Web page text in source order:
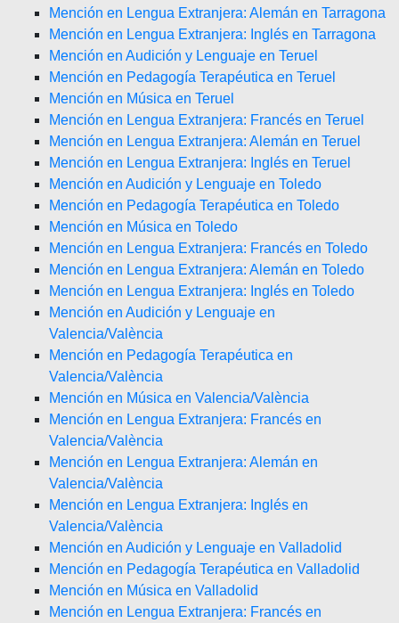
Mención en Lengua Extranjera: Alemán en Tarragona
Mención en Lengua Extranjera: Inglés en Tarragona
Mención en Audición y Lenguaje en Teruel
Mención en Pedagogía Terapéutica en Teruel
Mención en Música en Teruel
Mención en Lengua Extranjera: Francés en Teruel
Mención en Lengua Extranjera: Alemán en Teruel
Mención en Lengua Extranjera: Inglés en Teruel
Mención en Audición y Lenguaje en Toledo
Mención en Pedagogía Terapéutica en Toledo
Mención en Música en Toledo
Mención en Lengua Extranjera: Francés en Toledo
Mención en Lengua Extranjera: Alemán en Toledo
Mención en Lengua Extranjera: Inglés en Toledo
Mención en Audición y Lenguaje en
Valencia/València
Mención en Pedagogía Terapéutica en
Valencia/València
Mención en Música en Valencia/València
Mención en Lengua Extranjera: Francés en
Valencia/València
Mención en Lengua Extranjera: Alemán en
Valencia/València
Mención en Lengua Extranjera: Inglés en
Valencia/València
Mención en Audición y Lenguaje en Valladolid
Mención en Pedagogía Terapéutica en Valladolid
Mención en Música en Valladolid
Mención en Lengua Extranjera: Francés en